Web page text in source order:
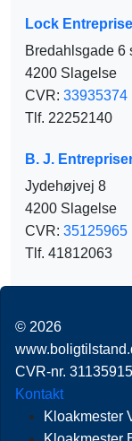
Lock
Bredahlsgade 6
4200 Slagelse
CVR: 33935374
Tlf. 22252140
B. J.
Jydehøjvej 8
4200 Slagelse
CVR: 35125965
Tlf. 41812063
© 2026
CVR-nr. 31135915
Kontakt
Kloakmester